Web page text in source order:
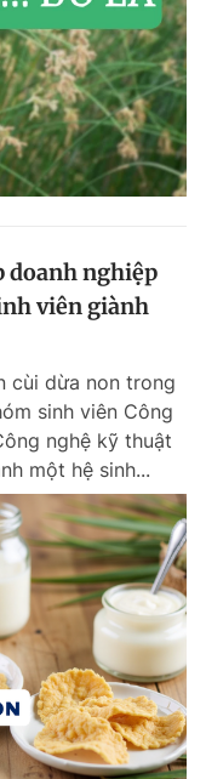
doanh nghiệp
viên giành
cùi dừa non trong
sinh viên Công
nghệ kỹ thuật
một hệ sinh...